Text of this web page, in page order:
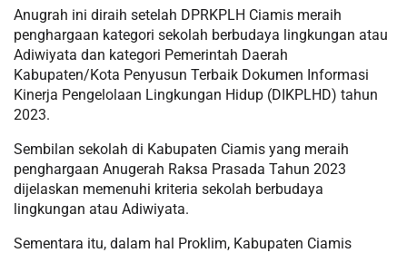
Anugrah ini diraih setelah DPRKPLH Ciamis meraih
penghargaan kategori sekolah berbudaya lingkungan atau
Adiwiyata dan kategori Pemerintah Daerah
Kabupaten/Kota Penyusun Terbaik Dokumen Informasi
Kinerja Pengelolaan Lingkungan Hidup (DIKPLHD) tahun
2023.
Sembilan sekolah di Kabupaten Ciamis yang meraih
penghargaan Anugerah Raksa Prasada Tahun 2023
dijelaskan memenuhi kriteria sekolah berbudaya
lingkungan atau Adiwiyata.
Sementara itu, dalam hal Proklim, Kabupaten Ciamis